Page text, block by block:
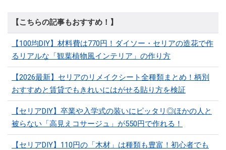
【こちらの記事もおすすめ！】
【100均DIY】材料費は770円！ダイソー・セリアの造花で作
るリアルな「観葉植物風インテリア」の作り方
【2026最新】セリアのリメイクシート全種類まとめ！柄別
おすすめと賃貸でもきれいにはがせる貼り方を検証
【セリアDIY】卒業や入学式の装いにピッタリ◎ほかの人と
被らない「高見えコサージュ」が550円で作れる！
【セリアDIY】110円の「木材」は種類も豊富！初心者でも